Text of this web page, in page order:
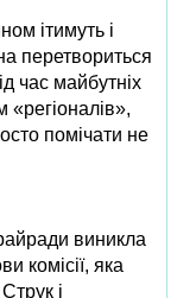
ітимуть і
перетвориться
час майбутніх
«регіоналів»,
помічати не
виникла
комісії, яка
і